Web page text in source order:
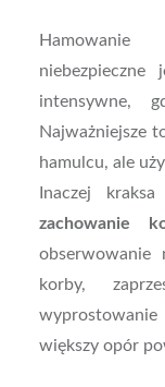
niebezpieczne
intensywne,
Najważniejsze
hamulcu, ale
Inaczej
zachowanie
obserwowanie
korby,
większy opór